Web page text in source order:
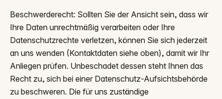
Beschwerderecht: Sollten Sie der Ansicht sein, dass wir
Ihre Daten unrechtmäßig verarbeiten oder Ihre
Datenschutzrechte verletzen, können Sie sich jederzeit
an uns wenden (Kontaktdaten siehe oben), damit wir Ihr
Anliegen prüfen. Unbeschadet dessen steht Ihnen das
Recht zu, sich bei einer Datenschutz-Aufsichtsbehörde
zu beschweren. Die für uns zuständige